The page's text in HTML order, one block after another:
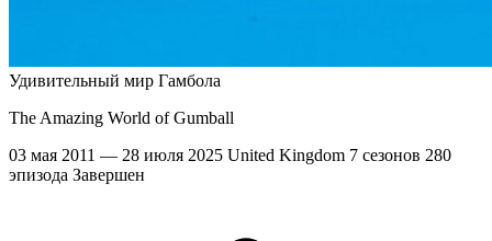
Удивительный мир Гамбола
The Amazing World of Gumball
03 мая 2011 — 28 июля 2025 United Kingdom 7 сезонов 280
эпизода Завершен